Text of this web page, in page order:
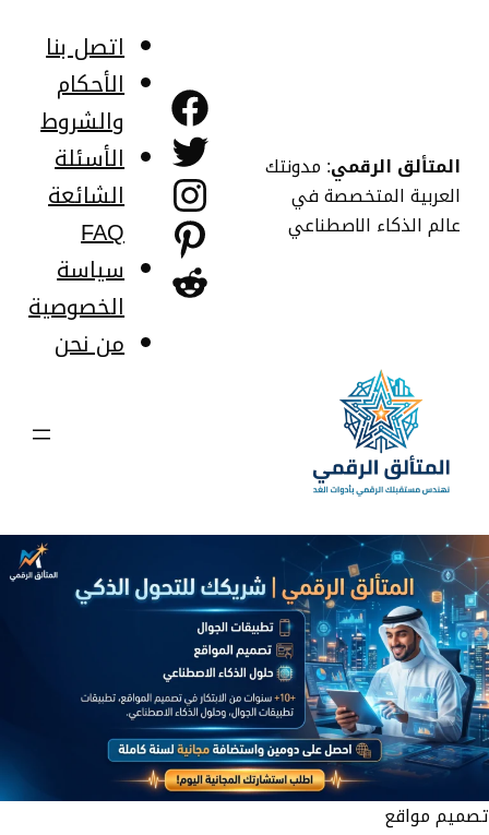
المتألق الرقمي: مدونتك
العربية المتخصصة في
عالم الذكاء الاصطناعي
فيسبوك
تويتر
إنستجرام
بينتريست
ريديت
اتصل بنا
الأحكام
والشروط
الأسئلة
الشائعة
FAQ
سياسة
الخصوصية
من نحن
تصميم مواقع